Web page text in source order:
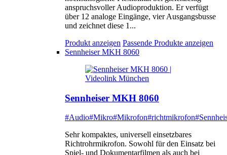
anspruchsvoller Audioproduktion. Er verfügt
über 12 analoge Eingänge, vier Ausgangsbusse
und zeichnet diese 1...
Produkt anzeigen Passende Produkte anzeigen
Sennheiser MKH 8060
Sennheiser MKH 8060
#Audio#Mikro#Mikrofon#richtmikrofon
Sehr kompaktes, universell einsetzbares
Richtrohrmikrofon. Sowohl für den Einsatz bei
Spiel- und Dokumentarfilmen als auch bei